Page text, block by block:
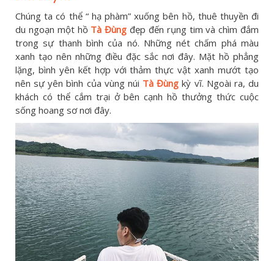
Chúng ta có thể “ hạ phàm” xuống bên hồ, thuê thuyền đi
du ngoạn một hồ Tà Đùng đẹp đến rụng tim và chìm đắm
trong sự thanh bình của nó. Những nét chấm phá màu
xanh tạo nên những điều đặc sắc nơi đây. Mặt hồ phẳng
lặng, bình yên kết hợp với thảm thực vật xanh mướt tạo
nên sự yên bình của vùng núi Tà Đùng kỳ vĩ. Ngoài ra, du
khách có thể cắm trại ở bên cạnh hồ thưởng thức cuộc
sống hoang sơ nơi đây.